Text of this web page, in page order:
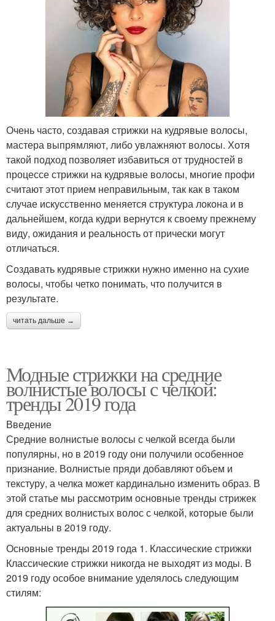
Очень часто, создавая стрижки на кудрявые волосы,
мастера выпрямляют, либо увлажняют волосы. Хотя
такой подход позволяет избавиться от трудностей в
процессе стрижки на кудрявые волосы, многие профи
считают этот прием неправильным, так как в таком
случае искусственно меняется структура локона и в
дальнейшем, когда кудри вернутся к своему прежнему
виду, ожидания и реальность от прически могут
отличаться.
Создавать кудрявые стрижки нужно именно на сухие
волосы, чтобы четко понимать, что получится в
результате.
читать дальше →
Модные стрижки на средние
волнистые волосы с челкой:
тренды 2019 года
Введение
Средние волнистые волосы с челкой всегда были
популярны, но в 2019 году они получили особенное
признание. Волнистые пряди добавляют объем и
текстуру, а челка может кардинально изменить образ. В
этой статье мы рассмотрим основные тренды стрижек
для средних волнистых волос с челкой, которые были
актуальны в 2019 году.
Основные тренды 2019 года 1. Классические стрижки
Классические стрижки никогда не выходят из моды. В
2019 году особое внимание уделялось следующим
стилям: